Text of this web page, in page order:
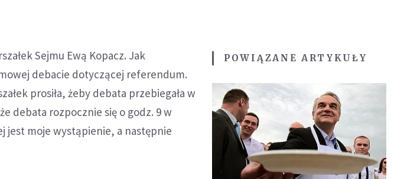
Sejmu Ewą Kopacz. Jak
debacie dotyczącej referendum.
prosiła, żeby debata przebiegała w
debata rozpocznie się o godz. 9 w
jest moje wystąpienie, a następnie
POWIĄZANE ARTYKUŁY